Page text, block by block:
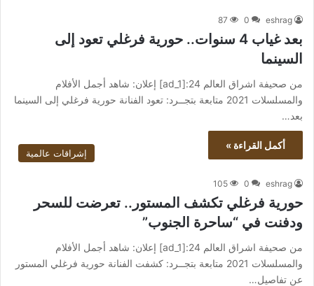
eshrag
0
87
بعد غياب 4 سنوات.. حورية فرغلي تعود إلى
السينما
من صحيفة اشراق العالم 24:[ad_1] إعلان: شاهد أجمل الأفلام
والمسلسلات 2021 متابعة بتجــرد: تعود الفنانة حورية فرغلي إلى السينما
بعد…
أكمل القراءة »
إشراقات عالمية
eshrag
0
105
حورية فرغلي تكشف المستور.. تعرضت للسحر
ودفنت في “ساحرة الجنوب”
من صحيفة اشراق العالم 24:[ad_1] إعلان: شاهد أجمل الأفلام
والمسلسلات 2021 متابعة بتجــرد: كشفت الفنانة حورية فرغلي المستور
عن تفاصيل…